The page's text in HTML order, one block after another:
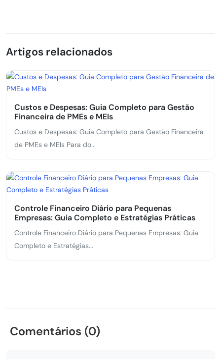
Artigos relacionados
Custos e Despesas: Guia Completo para Gestão
Financeira de PMEs e MEIs
Custos e Despesas: Guia Completo para Gestão Financeira
de PMEs e MEIs Para do...
Controle Financeiro Diário para Pequenas
Empresas: Guia Completo e Estratégias Práticas
Controle Financeiro Diário para Pequenas Empresas: Guia
Completo e Estratégias...
Comentários (0)